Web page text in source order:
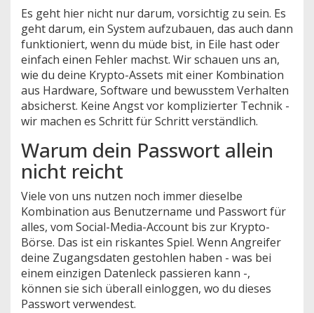
Es geht hier nicht nur darum, vorsichtig zu sein. Es
geht darum, ein System aufzubauen, das auch dann
funktioniert, wenn du müde bist, in Eile hast oder
einfach einen Fehler machst. Wir schauen uns an,
wie du deine Krypto-Assets mit einer Kombination
aus Hardware, Software und bewusstem Verhalten
absicherst. Keine Angst vor komplizierter Technik -
wir machen es Schritt für Schritt verständlich.
Warum dein Passwort allein
nicht reicht
Viele von uns nutzen noch immer dieselbe
Kombination aus Benutzername und Passwort für
alles, vom Social-Media-Account bis zur Krypto-
Börse. Das ist ein riskantes Spiel. Wenn Angreifer
deine Zugangsdaten gestohlen haben - was bei
einem einzigen Datenleck passieren kann -,
können sie sich überall einloggen, wo du dieses
Passwort verwendest.